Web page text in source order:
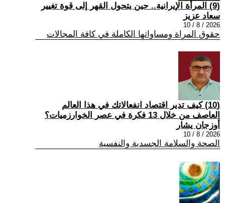
(9) المرأة الإيرانية.. حين يتحول القهر إلى قوة تغيير
سعاد عزيز
2026 / 8 / 10
حقوق المراة ومساواتها الكاملة في كافة المجالات
(10) كيف تدير اقتصاد انفعالاتك في هذا العالم
العاصف من خلال 13 فكرة في عصر الخوارزميات؟
أوزجان يشار
2026 / 8 / 10
الصحة والسلامة الجسدية والنفسية